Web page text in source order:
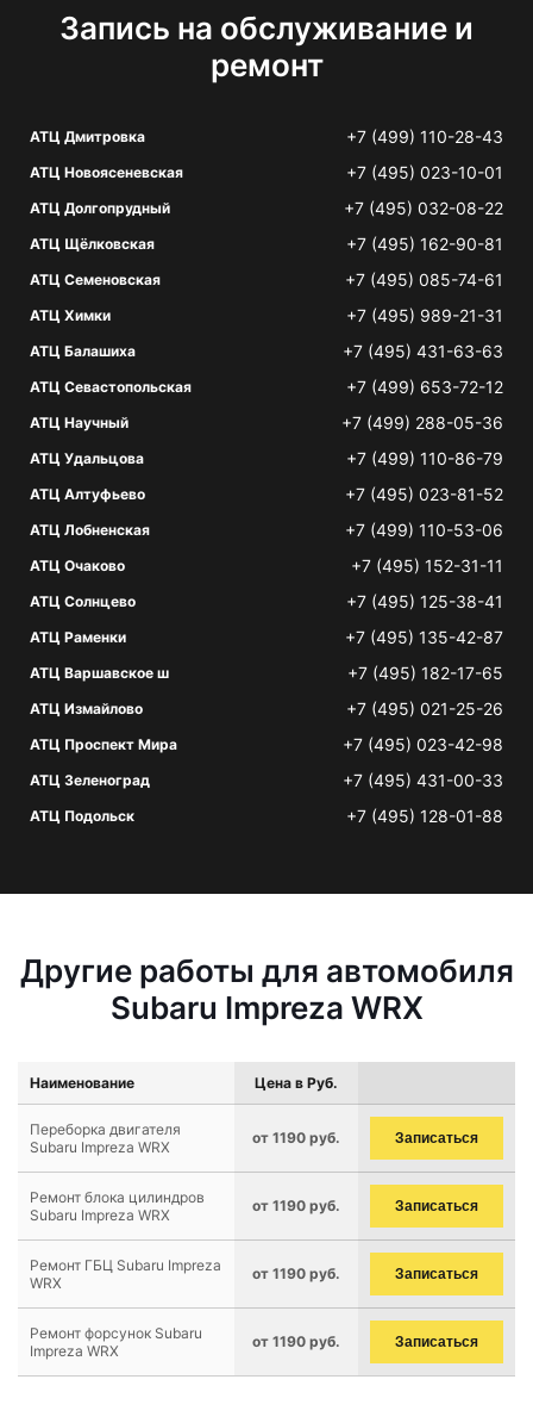
Запись на обслуживание и
ремонт
АТЦ Дмитровка +7 (499) 110-28-43
АТЦ Новоясеневская +7 (495) 023-10-01
АТЦ Долгопрудный +7 (495) 032-08-22
АТЦ Щёлковская +7 (495) 162-90-81
АТЦ Семеновская +7 (495) 085-74-61
АТЦ Химки +7 (495) 989-21-31
АТЦ Балашиха +7 (495) 431-63-63
АТЦ Севастопольская +7 (499) 653-72-12
АТЦ Научный +7 (499) 288-05-36
АТЦ Удальцова +7 (499) 110-86-79
АТЦ Алтуфьево +7 (495) 023-81-52
АТЦ Лобненская +7 (499) 110-53-06
АТЦ Очаково +7 (495) 152-31-11
АТЦ Солнцево +7 (495) 125-38-41
АТЦ Раменки +7 (495) 135-42-87
АТЦ Варшавское ш +7 (495) 182-17-65
АТЦ Измайлово +7 (495) 021-25-26
АТЦ Проспект Мира +7 (495) 023-42-98
АТЦ Зеленоград +7 (495) 431-00-33
АТЦ Подольск +7 (495) 128-01-88
Другие работы для автомобиля
Subaru Impreza WRX
Наименование Цена в Руб.
Переборка двигателя
Subaru Impreza WRX
от 1190 руб. Записаться
Ремонт блока цилиндров
Subaru Impreza WRX
от 1190 руб. Записаться
Ремонт ГБЦ Subaru Impreza
WRX
от 1190 руб. Записаться
Ремонт форсунок Subaru
Impreza WRX
от 1190 руб. Записаться